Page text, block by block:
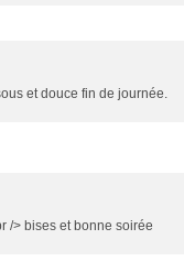
et douce fin de journée.
/> bises et bonne soirée